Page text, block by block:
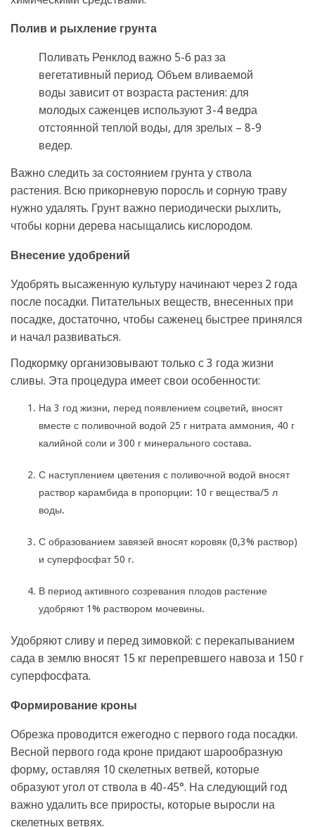
Полив и рыхление грунта
Поливать Ренклод важно 5-6 раз за
вегетативный период. Объем вливаемой
воды зависит от возраста растения: для
молодых саженцев используют 3-4 ведра
отстоянной теплой воды, для зрелых – 8-9
ведер.
Важно следить за состоянием грунта у ствола
растения. Всю прикорневую поросль и сорную траву
нужно удалять. Грунт важно периодически рыхлить,
чтобы корни дерева насыщались кислородом.
Внесение удобрений
Удобрять высаженную культуру начинают через 2 года
после посадки. Питательных веществ, внесенных при
посадке, достаточно, чтобы саженец быстрее принялся
и начал развиваться.
Подкормку организовывают только с 3 года жизни
сливы. Эта процедура имеет свои особенности:
На 3 год жизни, перед появлением соцветий, вносят
вместе с поливочной водой 25 г нитрата аммония, 40 г
калийной соли и 300 г минерального состава.
С наступлением цветения с поливочной водой вносят
раствор карамбида в пропорции: 10 г вещества/5 л
воды.
С образованием завязей вносят коровяк (0,3% раствор)
и суперфосфат 50 г.
В период активного созревания плодов растение
удобряют 1% раствором мочевины.
Удобряют сливу и перед зимовкой: с перекапыванием
сада в землю вносят 15 кг перепревшего навоза и 150 г
суперфосфата.
Формирование кроны
Обрезка проводится ежегодно с первого года посадки.
Весной первого года кроне придают шарообразную
форму, оставляя 10 скелетных ветвей, которые
образуют угол от ствола в 40-45°. На следующий год
важно удалить все приросты, которые выросли на
скелетных ветвях.